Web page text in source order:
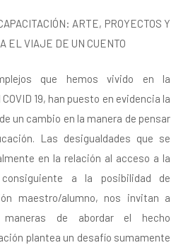
ARTE, PROYECTOS Y
EL VIAJE DE UN CUENTO
que hemos vivido en la
19, han puesto en evidencia la
un cambio en la manera de pensar
Las desigualdades que se
en la relación al acceso a la
a la posibilidad de
maestro/alumno, nos invitan a
maneras de abordar el hecho
plantea un desafío sumamente